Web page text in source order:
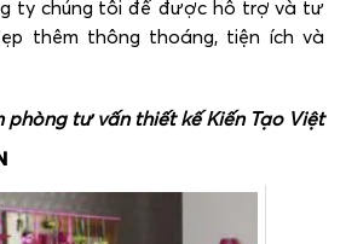
ty chúng tôi để được hỗ trợ và tư
thêm thông thoáng, tiện ích và
phòng tư vấn thiết kế Kiến Tạo Việt